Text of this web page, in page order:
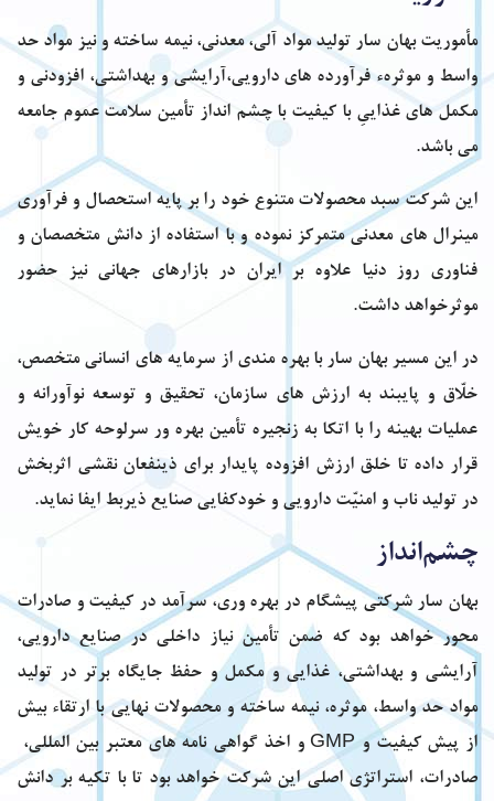
مأموریت بهان سار تولید مواد آلی، معدنی، نیمه ساخته و نیز مواد حد
واسط و موثرهء فرآورده های دارویی،آرایشی و بهداشتی، افزودنی و
مکمل های غذاییِ با کیفیت با چشم انداز تأمین سلامت عموم جامعه
می باشد.
این شرکت سبد محصولات متنوع خود را بر پایه استحصال و فرآوری
مینرال های معدنی متمرکز نموده و با استفاده از دانش متخصصان و
فناوری روز دنیا علاوه بر ایران در بازارهای جهانی نیز حضور
موثرخواهد داشت.
در این مسیر بهان سار با بهره مندی از سرمایه های انسانی متخصص،
خلّاق و پایبند به ارزش های سازمان، تحقیق و توسعه نوآورانه و
عملیات بهینه را با اتکا به زنجیره تأمین بهره ور سرلوحه کار خویش
قرار داده تا خلق ارزش افزوده پایدار برای ذینفعان نقشی اثربخش
در تولید ناب و امنیّت دارویی و خودکفایی صنایع ذیربط ایفا نماید.
چشم‌انداز
بهان سار شرکتی پیشگام در بهره وری، سرآمد در کیفیت و صادرات
محور خواهد بود که ضمن تأمین نیاز داخلی در صنایع دارویی،
آرایشی و بهداشتی، غذایی و مکمل و حفظ جایگاه برتر در تولید
مواد حد واسط، موثره، نیمه ساخته و محصولات نهایی با ارتقاء بیش
از پیش کیفیت و GMP و اخذ گواهی نامه های معتبر بین المللی،
صادرات، استراتژی اصلی این شرکت خواهد بود تا با تکیه بر دانش